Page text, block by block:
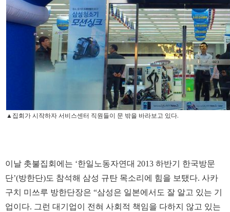
▲집회가 시작하자 서비스센터 직원들이 문 밖을 바라보고 있다.
이날 촛불집회에는 ‘한일노동자연대 2013 하반기 한국방문
단’(방한단)도 참석해 삼성 규탄 목소리에 힘을 보탰다. 사카
구치 미쓰루 방한단장은 “삼성은 일본에서도 잘 알고 있는 기
업이다. 그런 대기업이 전혀 사회적 책임을 다하지 않고 있는